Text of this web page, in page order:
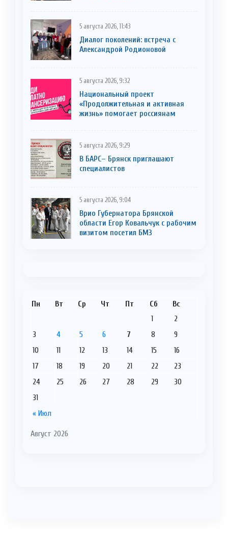
5 августа 2026, 11:43
Диалог поколений: встреча с
Александрой Родионовой
5 августа 2026, 9:32
Национальный проект
«Продолжительная и активная
жизнь» помогает россиянам
5 августа 2026, 9:29
В БАРС– Брянcк приглaшают
cпециaлистoв
5 августа 2026, 9:04
Врио Губернатора Брянской
области Егор Ковальчук с рабочим
визитом посетил БМЗ
Август 2026
Пн Вт Ср Чт Пт Сб Вс
« Июл
1
2
3
4 5 6 7 8
9
10
11 12 13 14 15
16
17
18 19 20 21 22
23
24
25 26 27 28 29
30
31